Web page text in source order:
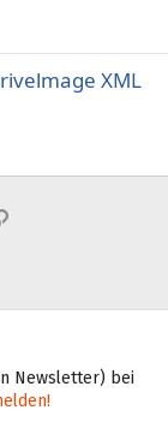
XML
Link
Newsletter) bei